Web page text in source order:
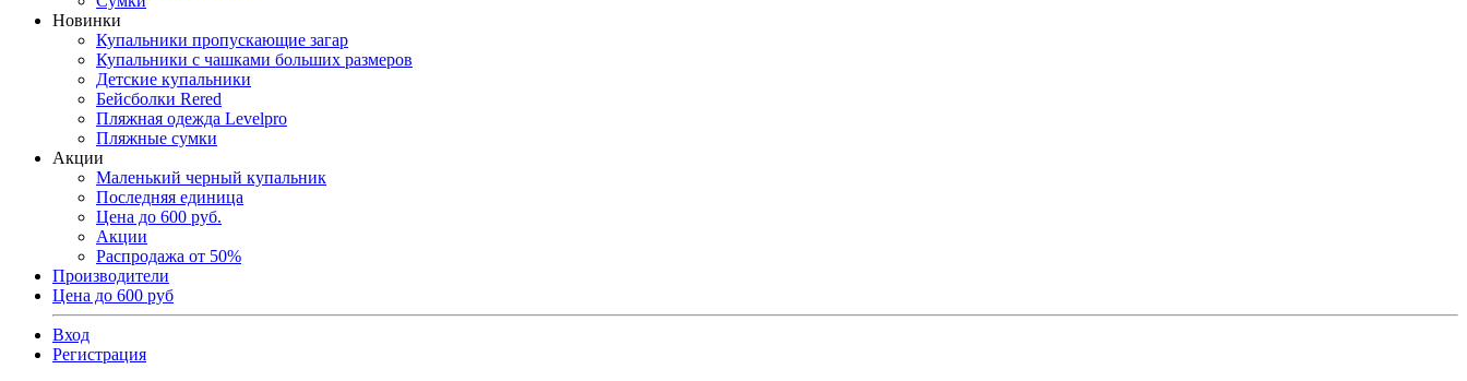
Новинки
Купальники пропускающие загар
Купальники с чашками больших размеров
Детские купальники
Бейсболки Rered
Пляжная одежда Levelpro
Пляжные сумки
Акции
Маленький черный купальник
Последняя единица
Цена до 600 руб.
Акции
Распродажа от 50%
Производители
Цена до 600 руб
Вход
Регистрация